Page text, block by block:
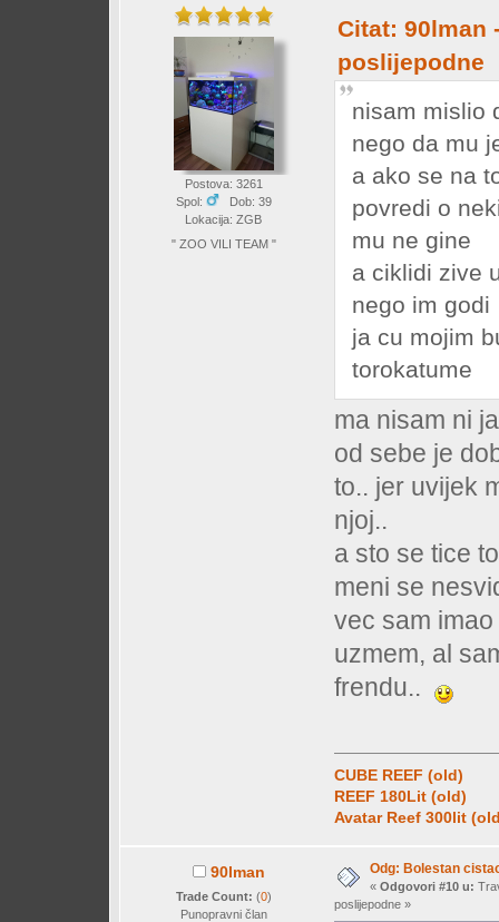
Postova: 3261
Spol:
Dob: 39
Lokacija: ZGB
" ZOO VILI TEAM "
Citat: 90lman
poslijepodne
nisam mislio
nego da mu
a ako se na
povredi o
mu ne gine
a ciklidi zive
nego im godi
ja cu mojim
torokatume
ma nisam ni
od sebe je
to.. jer uvijek
njoj..
a sto se tice
meni se
vec sam
uzmem, al
frendu..
CUBE REEF (old)
REEF 180Lit (old)
Avatar Reef 300lit
90lman
Trade Count: (0)
Punopravni član
Odg: Bolestan
« Odgovori #10 u:
poslijepodne »